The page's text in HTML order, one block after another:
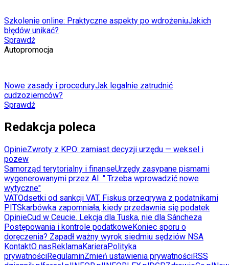
Szkolenie online: Praktyczne aspekty po wdrożeniuJakich
błędów unikać?
Sprawdź
Autopromocja
Nowe zasady i proceduryJak legalnie zatrudnić
cudzoziemców?
Sprawdź
Redakcja poleca
OpinieZwroty z KPO: zamiast decyzji urzędu — weksel i
pozew
Samorząd terytorialny i finanseUrzędy zasypane pismami
wygenerowanymi przez AI. " Trzeba wprowadzić nowe
wytyczne"
VATOdsetki od sankcji VAT. Fiskus przegrywa z podatnikami
PITSkarbówka zapomniała, kiedy przedawnia się podatek
OpinieCud w Ceucie. Lekcja dla Tuska, nie dla Sáncheza
Postępowania i kontrole podatkoweKoniec sporu o
doręczenia? Zapadł ważny wyrok siedmiu sędziów NSA
KontaktO nasReklamaKarieraPolityka
prywatnościRegulaminZmień ustawienia prywatnościRSS